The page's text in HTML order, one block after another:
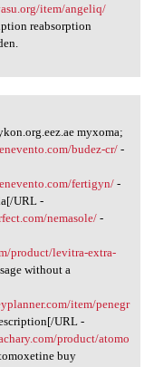
item/angeliq/
reabsorption
myxoma;
budez-cr/-
fertigyn/-
URL -
nemasole/-
product/levitra-extra-
without a
item/penegr
URL -
product/atomo
buy